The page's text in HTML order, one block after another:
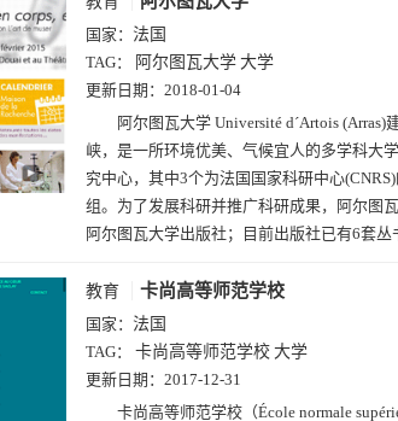
国家： 法国
TAG：
阿尔图瓦大学 大学
更新日期： 2018-01-04
阿尔图瓦大学 Université d´Artois
峡，是一所环境优美、气候宜人的多学科大
究中心，其中3个为法国国家科研中心
组。为了发展科研并推广科研成果，阿尔图
阿尔图瓦大学出版社；目前出版社已有6套丛
教育 卡尚高等师范学校
国家： 法国
TAG： 卡尚高等师范学校 大学
更新日期： 2017-12-31
卡尚高等师范学校（École normale